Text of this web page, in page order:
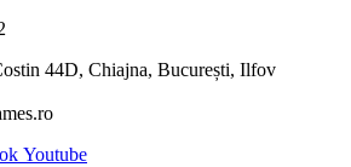
44D, Chiajna, București, Ilfov
Youtube